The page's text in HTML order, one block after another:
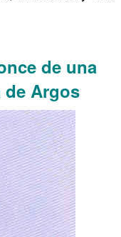
de una
Argos